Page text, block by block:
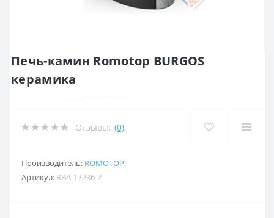
Печь-камин Romotop BURGOS
керамика
Отзывы: (0)
Производитель: ROMOTOP
Артикул: RBA-17236-2